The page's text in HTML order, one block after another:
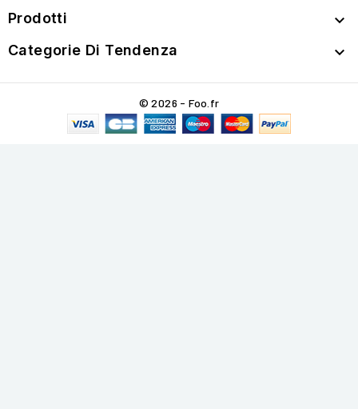
Prodotti 
Categorie Di Tendenza 
© 2026 - Foo.fr